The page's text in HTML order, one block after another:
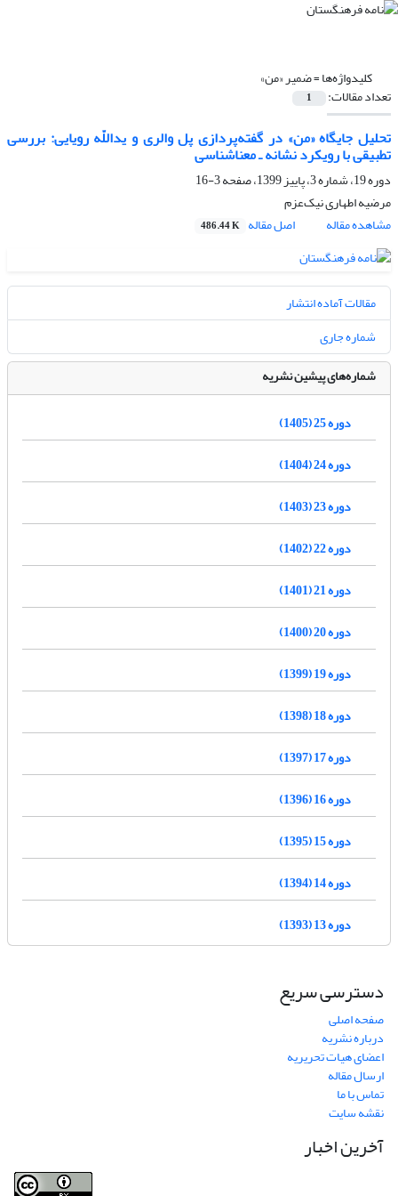
کلیدواژه‌ها =ضمیر «من»
تعداد مقالات: 1
تحلیل جایگاه «من» در گفته‌پردازی پل والری و یداللّه رویایی: بررسی
تطبیقی با رویکرد نشانه ـ معناشناسی
دوره 19، شماره 3، پاییز 1399، صفحه
3-16
مرضیه اطهاری نیک‌عزم
مشاهده مقاله
اصل مقاله 486.44 K
مقالات آماده انتشار
شماره جاری
شماره‌های پیشین نشریه
دوره 25 (1405)
دوره 24 (1404)
دوره 23 (1403)
دوره 22 (1402)
دوره 21 (1401)
دوره 20 (1400)
دوره 19 (1399)
دوره 18 (1398)
دوره 17 (1397)
دوره 16 (1396)
دوره 15 (1395)
دوره 14 (1394)
دوره 13 (1393)
دسترسی سریع
صفحه اصلی
درباره نشریه
اعضای هیات تحریریه
ارسال مقاله
تماس با ما
نقشه سایت
آخرین اخبار